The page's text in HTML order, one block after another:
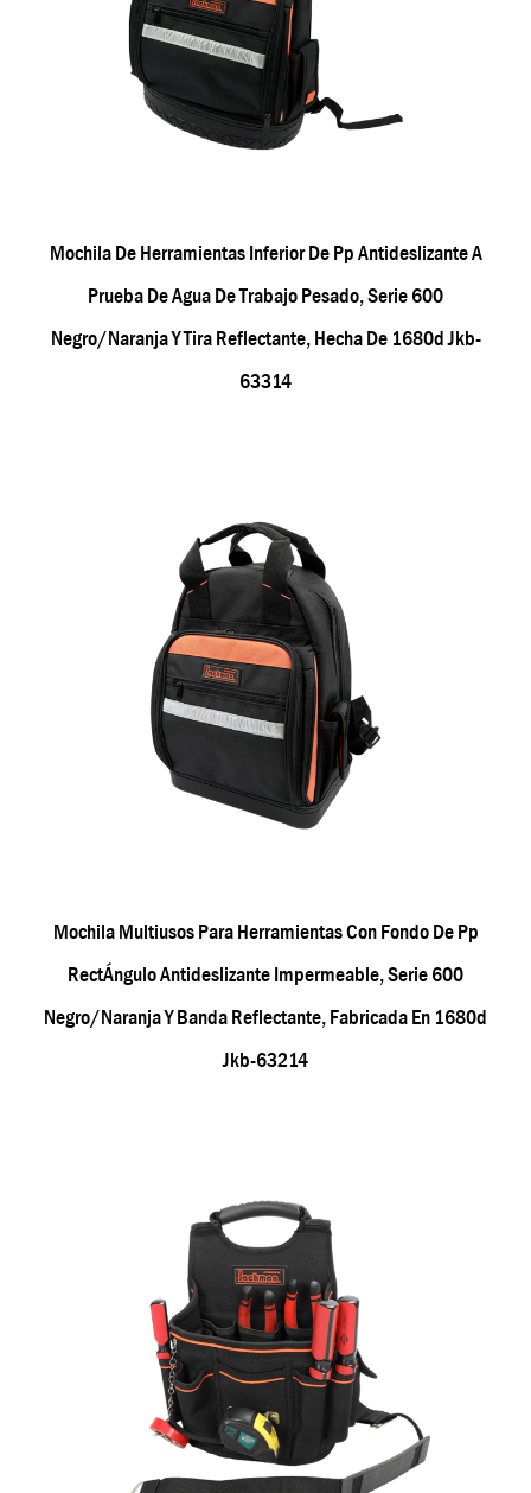
Mochila De Herramientas Inferior De Pp Antideslizante A
Prueba De Agua De Trabajo Pesado, Serie 600
Negro/naranja Y Tira Reflectante, Hecha De 1680d Jkb-
63314
Mochila Multiusos Para Herramientas Con Fondo De Pp
RectÁngulo Antideslizante Impermeable, Serie 600
Negro/naranja Y Banda Reflectante, Fabricada En 1680d
Jkb-63214